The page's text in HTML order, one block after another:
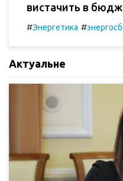
вистачить в
#Энергетика #
Актуальне